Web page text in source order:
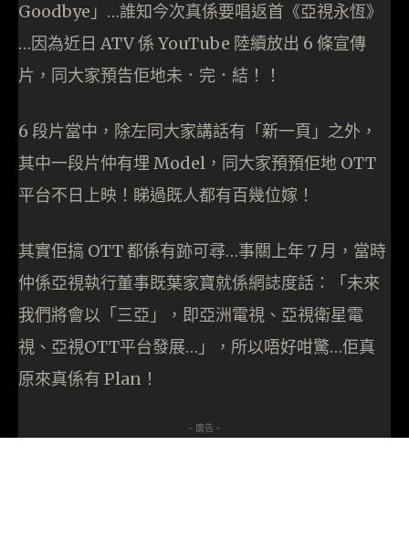
Goodbye」…誰知今次真係要唱返首《亞視永恆》
…因為近日 ATV 係 YouTube 陸續放出 6 條宣傳
片，同大家預告佢地未．完．結！！
6 段片當中，除左同大家講話有「新一頁」之外，
其中一段片仲有埋 Model，同大家預預佢地 OTT
平台不日上映！睇過既人都有百幾位嫁！
其實佢搞 OTT 都係有跡可尋…事關上年 7 月，當時
仲係亞視執行董事既葉家寶就係網誌度話：「未來
我們將會以「三亞」，即亞洲電視、亞視衛星電
視、亞視OTT平台發展…」，所以唔好咁驚…佢真
原來真係有 Plan！
- 廣告 -